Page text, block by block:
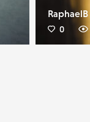
RaphaelB
0